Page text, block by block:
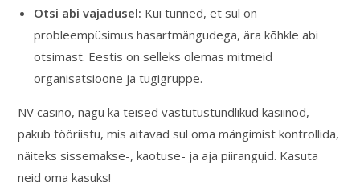
Otsi abi vajadusel: Kui tunned, et sul on
probleempüsimus hasartmängudega, ära kõhkle abi
otsimast. Eestis on selleks olemas mitmeid
organisatsioone ja tugigruppe.
NV casino, nagu ka teised vastutustundlikud kasiinod,
pakub tööriistu, mis aitavad sul oma mängimist kontrollida,
näiteks sissemakse-, kaotuse- ja aja piiranguid. Kasuta
neid oma kasuks!